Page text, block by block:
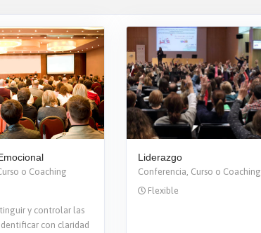
o Coaching
y controlar las
con claridad
Liderazgo
Conferencia, Curso o Coaching
Flexible